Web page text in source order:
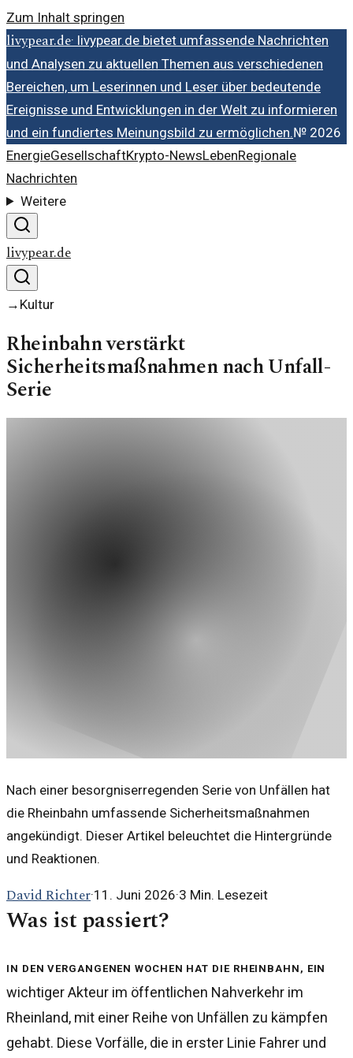
Zum Inhalt springen
livypear.de· livypear.de bietet umfassende Nachrichten
und Analysen zu aktuellen Themen aus verschiedenen
Bereichen, um Leserinnen und Leser über bedeutende
Ereignisse und Entwicklungen in der Welt zu informieren
und ein fundiertes Meinungsbild zu ermöglichen.№ 2026
EnergieGesellschaftKrypto-NewsLebenRegionale
Nachrichten
Weitere
livypear.de
→ Kultur
Rheinbahn verstärkt
Sicherheitsmaßnahmen nach Unfall-
Serie
Nach einer besorgniserregenden Serie von Unfällen hat
die Rheinbahn umfassende Sicherheitsmaßnahmen
angekündigt. Dieser Artikel beleuchtet die Hintergründe
und Reaktionen.
David Richter·11. Juni 2026·3 Min. Lesezeit
Was ist passiert?
In den vergangenen Wochen hat die Rheinbahn, ein
wichtiger Akteur im öffentlichen Nahverkehr im
Rheinland, mit einer Reihe von Unfällen zu kämpfen
gehabt. Diese Vorfälle, die in erster Linie Fahrer und